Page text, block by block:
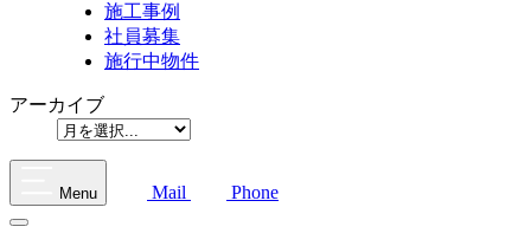
施工事例
社員募集
施行中物件
アーカイブ
Menu Mail Phone